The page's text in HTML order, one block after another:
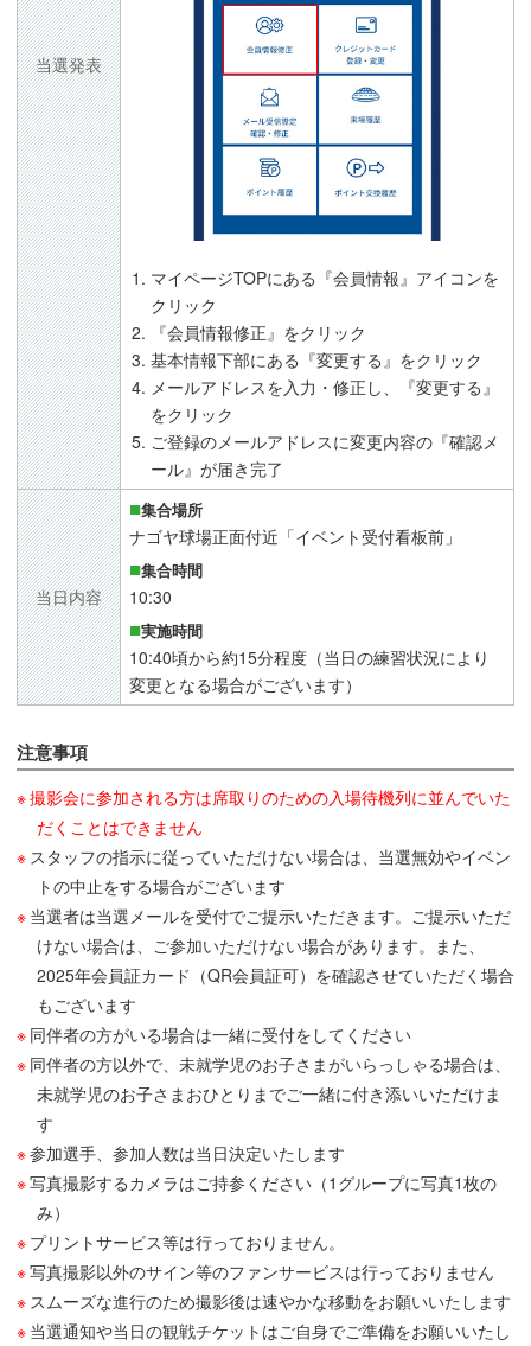
当選発表
マイページTOPにある『会員情報』アイコンを
クリック
『会員情報修正』をクリック
基本情報下部にある『変更する』をクリック
メールアドレスを入力・修正し、『変更する』
をクリック
ご登録のメールアドレスに変更内容の『確認メ
ール』が届き完了
当日内容
集合場所
ナゴヤ球場正面付近「イベント受付看板前」
集合時間
10:30
実施時間
10:40頃から約15分程度（当日の練習状況により
変更となる場合がございます）
注意事項
撮影会に参加される方は席取りのための入場待機列に並んでいた
だくことはできません
スタッフの指示に従っていただけない場合は、当選無効やイベン
トの中止をする場合がございます
当選者は当選メールを受付でご提示いただきます。ご提示いただ
けない場合は、ご参加いただけない場合があります。また、
2025年会員証カード（QR会員証可）を確認させていただく場合
もございます
同伴者の方がいる場合は一緒に受付をしてください
同伴者の方以外で、未就学児のお子さまがいらっしゃる場合は、
未就学児のお子さまおひとりまでご一緒に付き添いいただけま
す
参加選手、参加人数は当日決定いたします
写真撮影するカメラはご持参ください（1グループに写真1枚の
み）
プリントサービス等は行っておりません。
写真撮影以外のサイン等のファンサービスは行っておりません
スムーズな進行のため撮影後は速やかな移動をお願いいたします
当選通知や当日の観戦チケットはご自身でご準備をお願いいたし